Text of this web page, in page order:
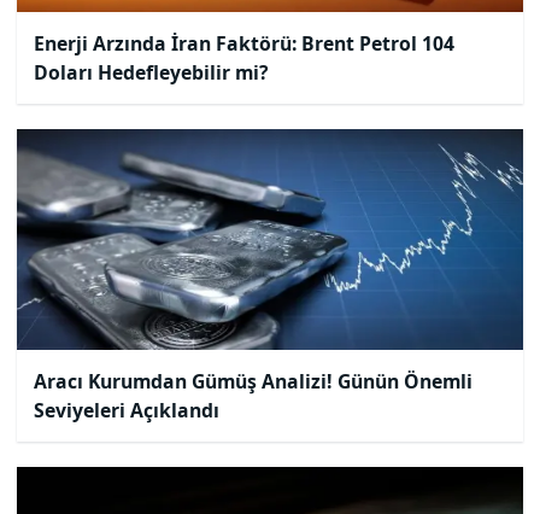
Enerji Arzında İran Faktörü: Brent Petrol 104
Doları Hedefleyebilir mi?
Aracı Kurumdan Gümüş Analizi! Günün Önemli
Seviyeleri Açıklandı